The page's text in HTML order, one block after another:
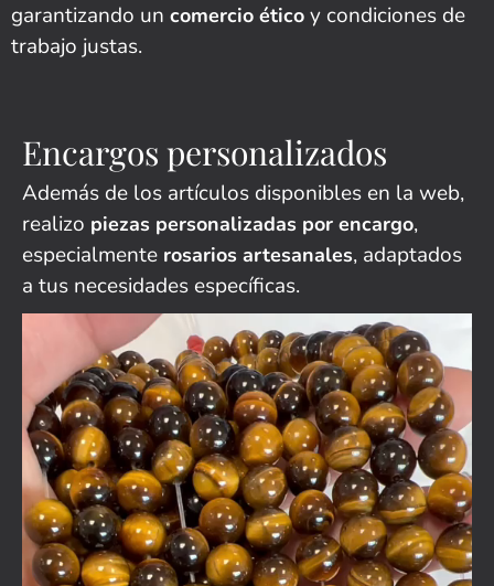
garantizando un comercio ético y condiciones de
trabajo justas.
Encargos personalizados
Además de los artículos disponibles en la web,
realizo piezas personalizadas por encargo,
especialmente rosarios artesanales, adaptados
a tus necesidades específicas.